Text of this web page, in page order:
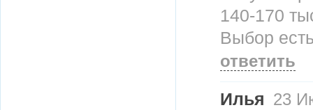
140-170
Выбор
ответить
Илья 23